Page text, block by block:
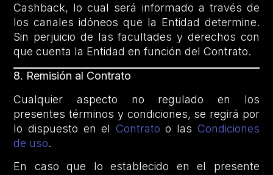
Cashback, lo cual será informado a través de
los canales idóneos que la Entidad determine.
Sin perjuicio de las facultades y derechos con
que cuenta la Entidad en función del Contrato.
8. Remisión al Contrato
Cualquier aspecto no regulado en los
presentes términos y condiciones, se regirá por
lo dispuesto en el Contratoo las Condiciones
de uso.
En caso que lo establecido en el presente